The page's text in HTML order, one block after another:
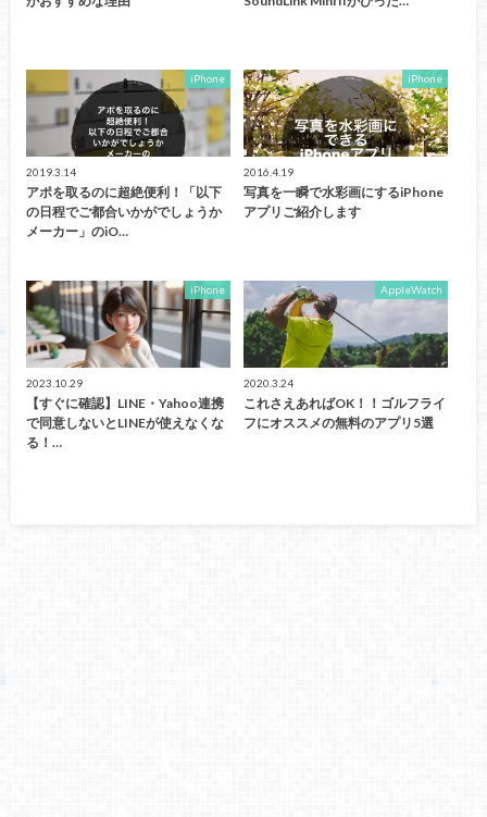
iPhone
2019.3.14
アポを取るのに超絶便利！「以下
の日程でご都合いかがでしょうか
メーカー」のiO…
iPhone
2016.4.19
写真を一瞬で水彩画にするiPhone
アプリご紹介します
iPhone
2023.10.29
【すぐに確認】LINE・Yahoo連携
で同意しないとLINEが使えなくな
る！…
AppleWatch
2020.3.24
これさえあればOK！！ゴルフライ
フにオススメの無料のアプリ5選